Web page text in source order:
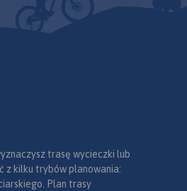
trasę wycieczki lub
z kilku trybów planowania:
Plan trasy